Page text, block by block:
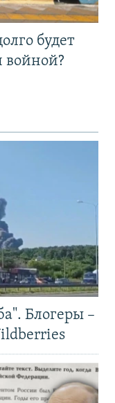
будет
Блогеры –